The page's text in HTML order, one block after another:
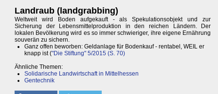
Landraub (landgrabbing)
Weltweit wird Boden aufgekauft - als Spekulationsobjekt und zur
Sicherung der Lebensmittelproduktion in den reichen Ländern. Der
lokalen Bevölkerung wird es so immer schwieriger, ihre eigene Ernährung
souverän zu sichern.
Ganz offen beworben: Geldanlage für Bodenkauf - rentabel, WEIL er
knapp ist ("Die Stiftung" 5/2015 (S. 70)
Ähnliche Themen:
Solidarische Landwirtschaft in Mittelhessen
Gentechnik